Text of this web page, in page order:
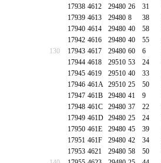
17938 4612 29480 26 31
17939 4613 29480 8 38
17940 4614 29480 40 58
17942 4616 29480 40 55
130
17943 4617 29480 60 6
17944 4618 29510 53 24
17945 4619 29510 40 33
17946 461A 29510 25 50
17947 461B 29480 41 9
17948 461C 29480 37 22
17949 461D 29480 25 24
17950 461E 29480 45 39
17951 461F 29480 42 34
17953 4621 29480 58 50